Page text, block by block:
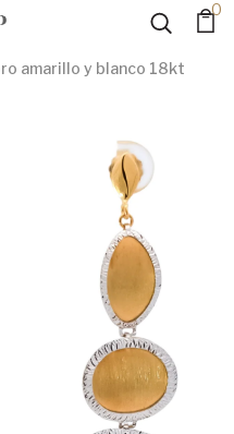
0
amarillo y blanco 18kt
AGREGAR AL